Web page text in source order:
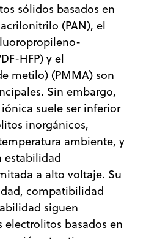
sólidos basados en
(PAN), el
HFP) y el
metilo) (PMMA) son
Sin embargo,
suele ser inferior
inorgánicos,
ambiente, y
estabilidad
a alto voltaje. Su
compatibilidad
siguen
basados en